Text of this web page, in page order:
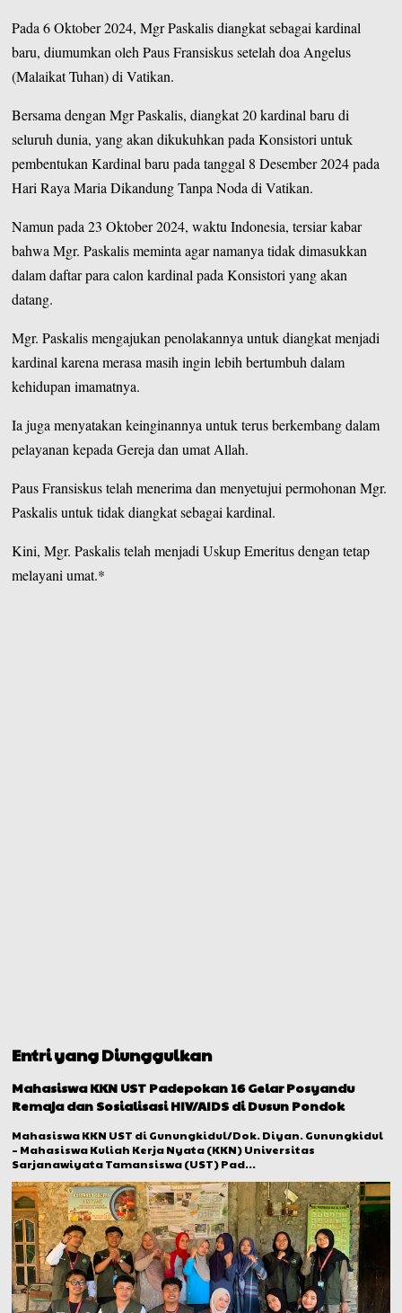
Pada 6 Oktober 2024, Mgr Paskalis diangkat sebagai kardinal
baru, diumumkan oleh Paus Fransiskus setelah doa Angelus
(Malaikat Tuhan) di Vatikan.
Bersama dengan Mgr Paskalis, diangkat 20 kardinal baru di
seluruh dunia, yang akan dikukuhkan pada Konsistori untuk
pembentukan Kardinal baru pada tanggal 8 Desember 2024 pada
Hari Raya Maria Dikandung Tanpa Noda di Vatikan.
Namun pada 23 Oktober 2024, waktu Indonesia, tersiar kabar
bahwa Mgr. Paskalis meminta agar namanya tidak dimasukkan
dalam daftar para calon kardinal pada Konsistori yang akan
datang.
Mgr. Paskalis mengajukan penolakannya untuk diangkat menjadi
kardinal karena merasa masih ingin lebih bertumbuh dalam
kehidupan imamatnya.
Ia juga menyatakan keinginannya untuk terus berkembang dalam
pelayanan kepada Gereja dan umat Allah.
Paus Fransiskus telah menerima dan menyetujui permohonan Mgr.
Paskalis untuk tidak diangkat sebagai kardinal.
Kini, Mgr. Paskalis telah menjadi Uskup Emeritus dengan tetap
melayani umat.*
Entri yang Diunggulkan
Mahasiswa KKN UST Padepokan 16 Gelar Posyandu
Remaja dan Sosialisasi HIV/AIDS di Dusun Pondok
Mahasiswa KKN UST di Gunungkidul/Dok. Diyan. Gunungkidul
– Mahasiswa Kuliah Kerja Nyata (KKN) Universitas
Sarjanawiyata Tamansiswa (UST) Pad...